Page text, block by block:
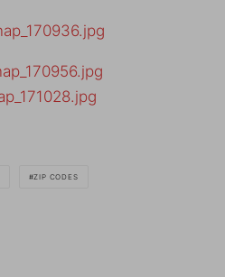
ZIP CODES